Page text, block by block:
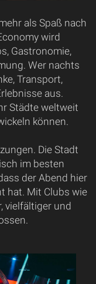
als Spaß nach
wird
Gastronomie,
Wer nachts
Transport,
aus.
Städte weltweit
können.
Die Stadt
im besten
der Abend hier
hat. Mit Clubs wie
vielfältiger und